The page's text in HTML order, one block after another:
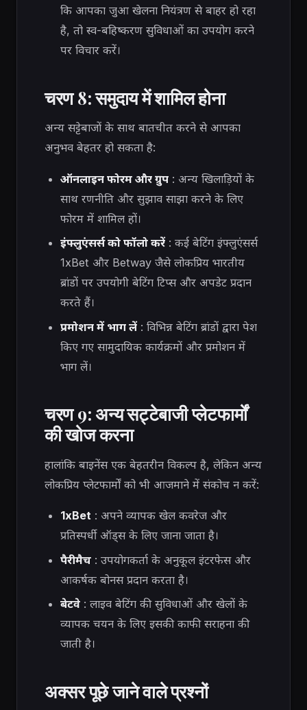
कि आपका जुआ खेलना नियंत्रण से बाहर हो रहा
है, तो स्व-बहिष्करण सुविधाओं का उपयोग करने
पर विचार करें।
चरण 8: समुदाय में शामिल होना
अन्य सट्टेबाजों के साथ बातचीत करने से आपका
अनुभव बेहतर हो सकता है:
ऑनलाइन फोरम और ग्रुप: अन्य खिलाड़ियों के
साथ रणनीति और सुझाव साझा करने के लिए
फोरम में शामिल हों।
इंफ्लुएंसर्स को फॉलो करें: कई बेटिंग इंफ्लुएंसर्स
1xBet और Betway जैसे लोकप्रिय भारतीय
ब्रांडों पर उपयोगी बेटिंग टिप्स और अपडेट प्रदान
करते हैं।
प्रमोशन में भाग लें: विभिन्न बेटिंग ब्रांडों द्वारा पेश
किए गए सामुदायिक कार्यक्रमों और प्रमोशन में
भाग लें।
चरण 9: अन्य सट्टेबाजी प्लेटफार्मों
की खोज करना
हालांकि बाइनेंस एक बेहतरीन विकल्प है, लेकिन अन्य
लोकप्रिय प्लेटफार्मों को भी आजमाने में संकोच न करें:
1xBet: अपने व्यापक खेल कवरेज और
प्रतिस्पर्धी ऑड्स के लिए जाना जाता है।
पैरीमैच: उपयोगकर्ता के अनुकूल इंटरफेस और
आकर्षक बोनस प्रदान करता है।
बेटवे: लाइव बेटिंग की सुविधाओं और खेलों के
व्यापक चयन के लिए इसकी काफी सराहना की
जाती है।
अक्सर पूछे जाने वाले प्रश्नों